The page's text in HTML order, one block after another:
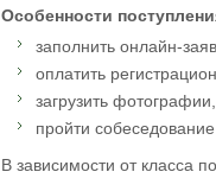
Особенности
заполнить онлайн-
оплатить
загрузить
пройти
В зависимости от класса